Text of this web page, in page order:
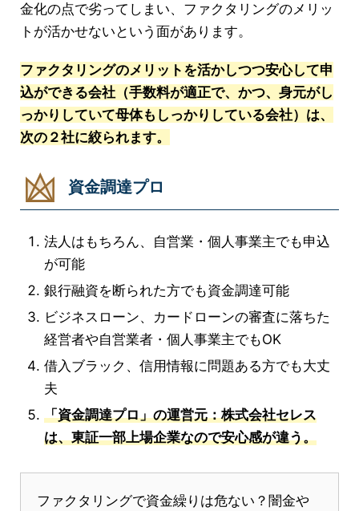
金化の点で劣ってしまい、ファクタリングのメリッ
トが活かせないという面があります。
ファクタリングのメリットを活かしつつ安心して申
込ができる会社（手数料が適正で、かつ、身元がし
っかりしていて母体もしっかりしている会社）は、
次の２社に絞られます。
資金調達プロ
法人はもちろん、自営業・個人事業主でも申込
が可能
銀行融資を断られた方でも資金調達可能
ビジネスローン、カードローンの審査に落ちた
経営者や自営業者・個人事業主でもOK
借入ブラック、信用情報に問題ある方でも大丈
夫
「資金調達プロ」の運営元：株式会社セレス
は、東証一部上場企業なので安心感が違う。
ファクタリングで資金繰りは危ない？闇金や